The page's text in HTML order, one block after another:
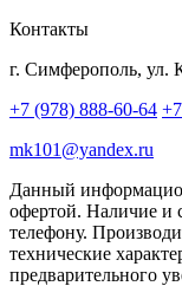
Контакты
г. Симферополь, ул.
+7 (978) 888-60-64
mk101@yandex.ru
Данный
офертой. Наличие и
телефону.
технические
предварительного